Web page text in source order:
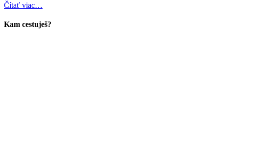
Čítať viac…
Kam cestuješ?